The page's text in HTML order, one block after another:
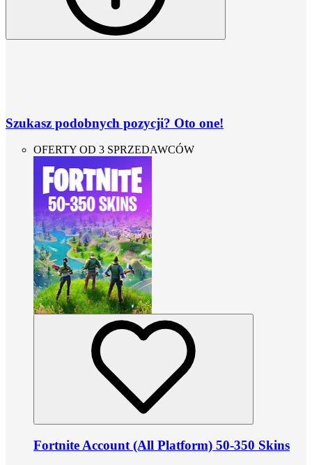
Szukasz podobnych pozycji? Oto one!
OFERTY OD 3 SPRZEDAWCÓW
Fortnite Account (All Platform) 50-350 Skins